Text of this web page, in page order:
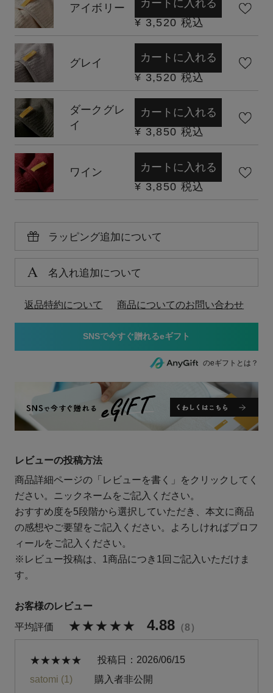
アイボリー
¥ 3,520 税込
カートに入れる
グレイ
¥ 3,520 税込
カートに入れる
ダークグレ
イ
¥ 3,850 税込
カートに入れる
ワイン
¥ 3,850 税込
カートに入れる
ラッピング追加について
名入れ追加について
返品特約について 商品についてのお問い合わせ
のeギフトとは？
レビューの投稿方法
商品詳細ページの「レビューを書く」をクリックしてく
ださい。ニックネームをご記入ください。
おすすめ度を5段階から選択していただき、本文に商品
の感想やご要望をご記入ください。よろしければプロフ
ィールをご記入ください。
※レビュー投稿は、1商品につき1回ご記入いただけま
す。
4.88 8
satomi 1 購入者非公開
投稿日 2026/06/15